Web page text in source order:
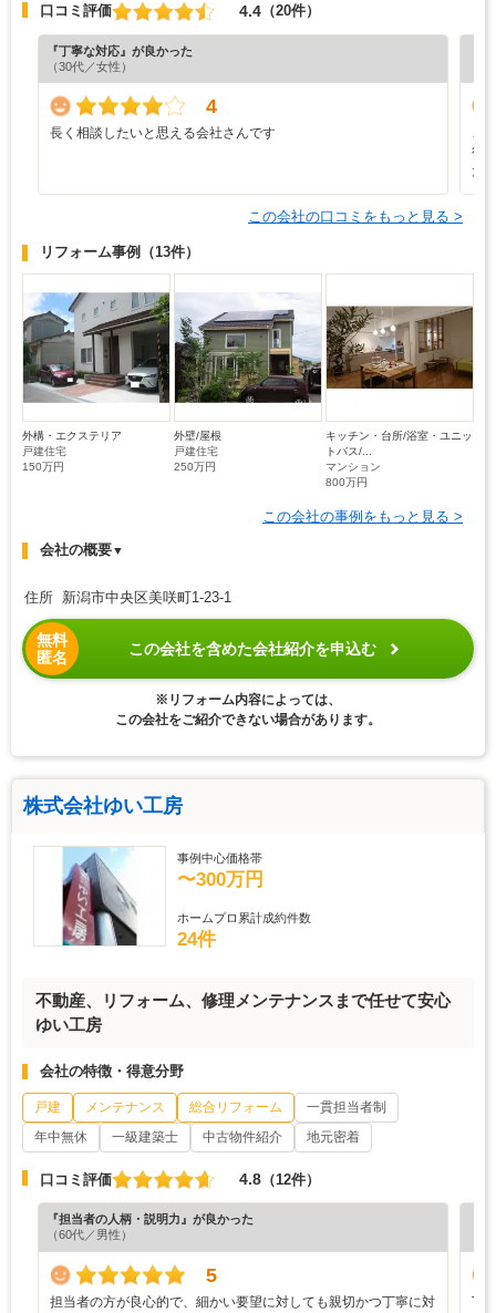
口コミ評価 4.4 （20件）
『丁寧な対応』が良かった
（30代／女性）
4
長く相談したいと思える会社さんです
こ
行
た
この会社の口コミをもっと見る >
リフォーム事例 （13件）
外構・エクステリア
戸建住宅
150万円
外壁/屋根
戸建住宅
250万円
キッチン・台所/浴室・ユニッ
トバス/...
マンション
800万円
この会社の事例をもっと見る >
会社の概要▼
住所 新潟市中央区美咲町1-23-1
無料
匿名
この会社を含めた会社紹介を申込む
※リフォーム内容によっては、
この会社をご紹介できない場合があります。
株式会社ゆい工房
事例中心価格帯
〜300万円
ホームプロ累計成約件数
24件
不動産、リフォーム、修理メンテナンスまで任せて安心
ゆい工房
会社の特徴・得意分野
戸建 メンテナンス 総合リフォーム
一貫担当者制
年中無休
一級建築士 中古物件紹介 地元密着
口コミ評価 4.8 （12件）
『担当者の人柄・説明力』が良かった
（60代／男性）
5
担当者の方が良心的で、細かい要望に対しても親切かつ丁寧に対 丁